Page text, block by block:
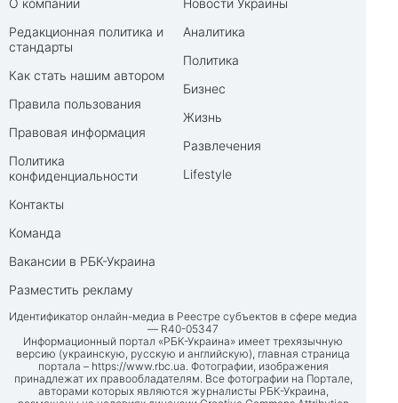
О компании
Редакционная политика и
стандарты
Как стать нашим автором
Правила пользования
Правовая информация
Политика
конфиденциальности
Контакты
Команда
Вакансии в РБК-Украина
Разместить рекламу
Новости Украины
Аналитика
Политика
Бизнес
Жизнь
Развлечения
Lifestyle
Идентификатор онлайн-медиа в Реестре субъектов в сфере медиа
— R40-05347
Информационный портал «РБК-Украина» имеет трехязычную
версию (украинскую, русскую и английскую), главная страница
портала – https://www.rbc.ua. Фотографии, изображения
принадлежат их правообладателям. Все фотографии на Портале,
авторами которых являются журналисты РБК-Украина,